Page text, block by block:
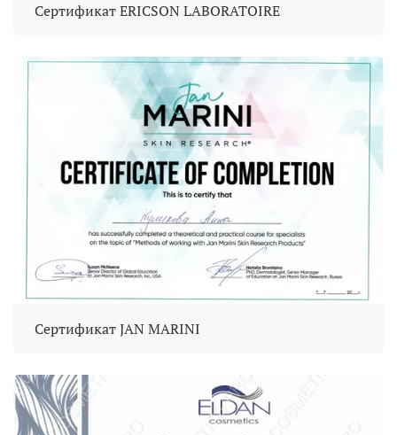
Сертификат ERICSON LABORATOIRE
Сертификат JAN MARINI